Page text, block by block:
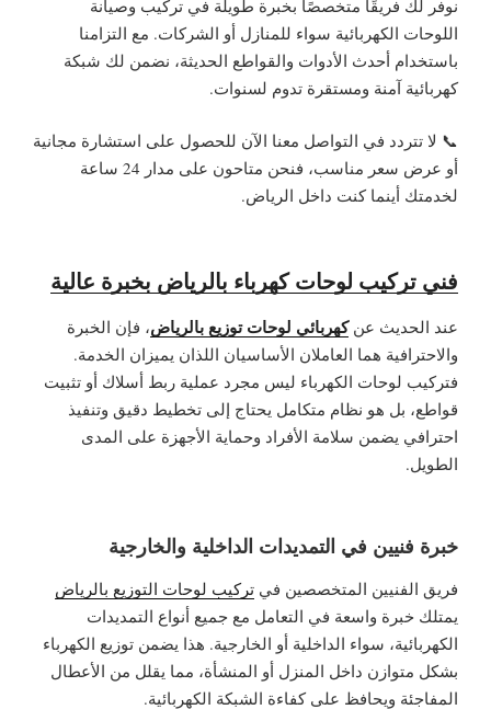
نوفر لك فريقًا متخصصًا بخبرة طويلة في تركيب وصيانة
اللوحات الكهربائية سواء للمنازل أو الشركات. مع التزامنا
باستخدام أحدث الأدوات والقواطع الحديثة، نضمن لك شبكة
كهربائية آمنة ومستقرة تدوم لسنوات.
📞 لا تتردد في التواصل معنا الآن للحصول على استشارة مجانية
أو عرض سعر مناسب، فنحن متاحون على مدار 24 ساعة
لخدمتك أينما كنت داخل الرياض.
فني تركيب لوحات كهرباء بالرياض بخبرة عالية
عند الحديث عنكهربائي لوحات توزيع بالرياض، فإن الخبرة
والاحترافية هما العاملان الأساسيان اللذان يميزان الخدمة.
فتركيب لوحات الكهرباء ليس مجرد عملية ربط أسلاك أو تثبيت
قواطع، بل هو نظام متكامل يحتاج إلى تخطيط دقيق وتنفيذ
احترافي يضمن سلامة الأفراد وحماية الأجهزة على المدى
الطويل.
خبرة فنيين في التمديدات الداخلية والخارجية
فريق الفنيين المتخصصين في تركيب لوحات التوزيع بالرياض
يمتلك خبرة واسعة في التعامل مع جميع أنواع التمديدات
الكهربائية، سواء الداخلية أو الخارجية. هذا يضمن توزيع الكهرباء
بشكل متوازن داخل المنزل أو المنشأة، مما يقلل من الأعطال
المفاجئة ويحافظ على كفاءة الشبكة الكهربائية.